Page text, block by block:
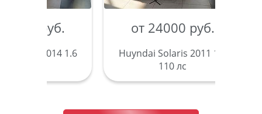
от 24000 руб.
Huyndai Solaris 2011 1.6